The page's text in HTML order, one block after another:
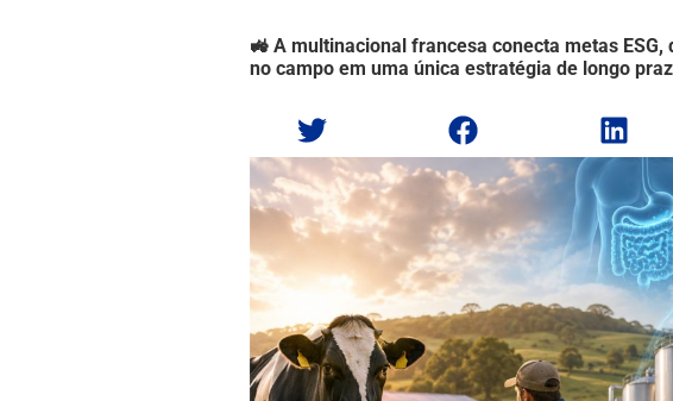
🚜 A multinacional francesa conecta metas
no campo em uma única estratégia de longo